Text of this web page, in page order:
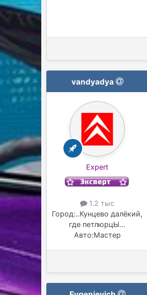
vandyadya
Expert
1.2 тыс
Город:..Кунцево далёкий,
где петлюрцЫ...
Авто:Мастер